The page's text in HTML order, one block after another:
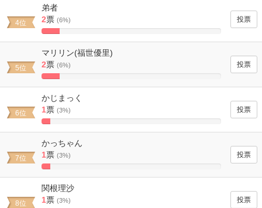
4位
弟者
2票 (6%)
10%
5位
マリリン(福世優里)
2票 (6%)
10%
6位
かじまっく
1票 (3%)
5%
7位
かっちゃん
1票 (3%)
5%
8位
関根理沙
1票 (3%)